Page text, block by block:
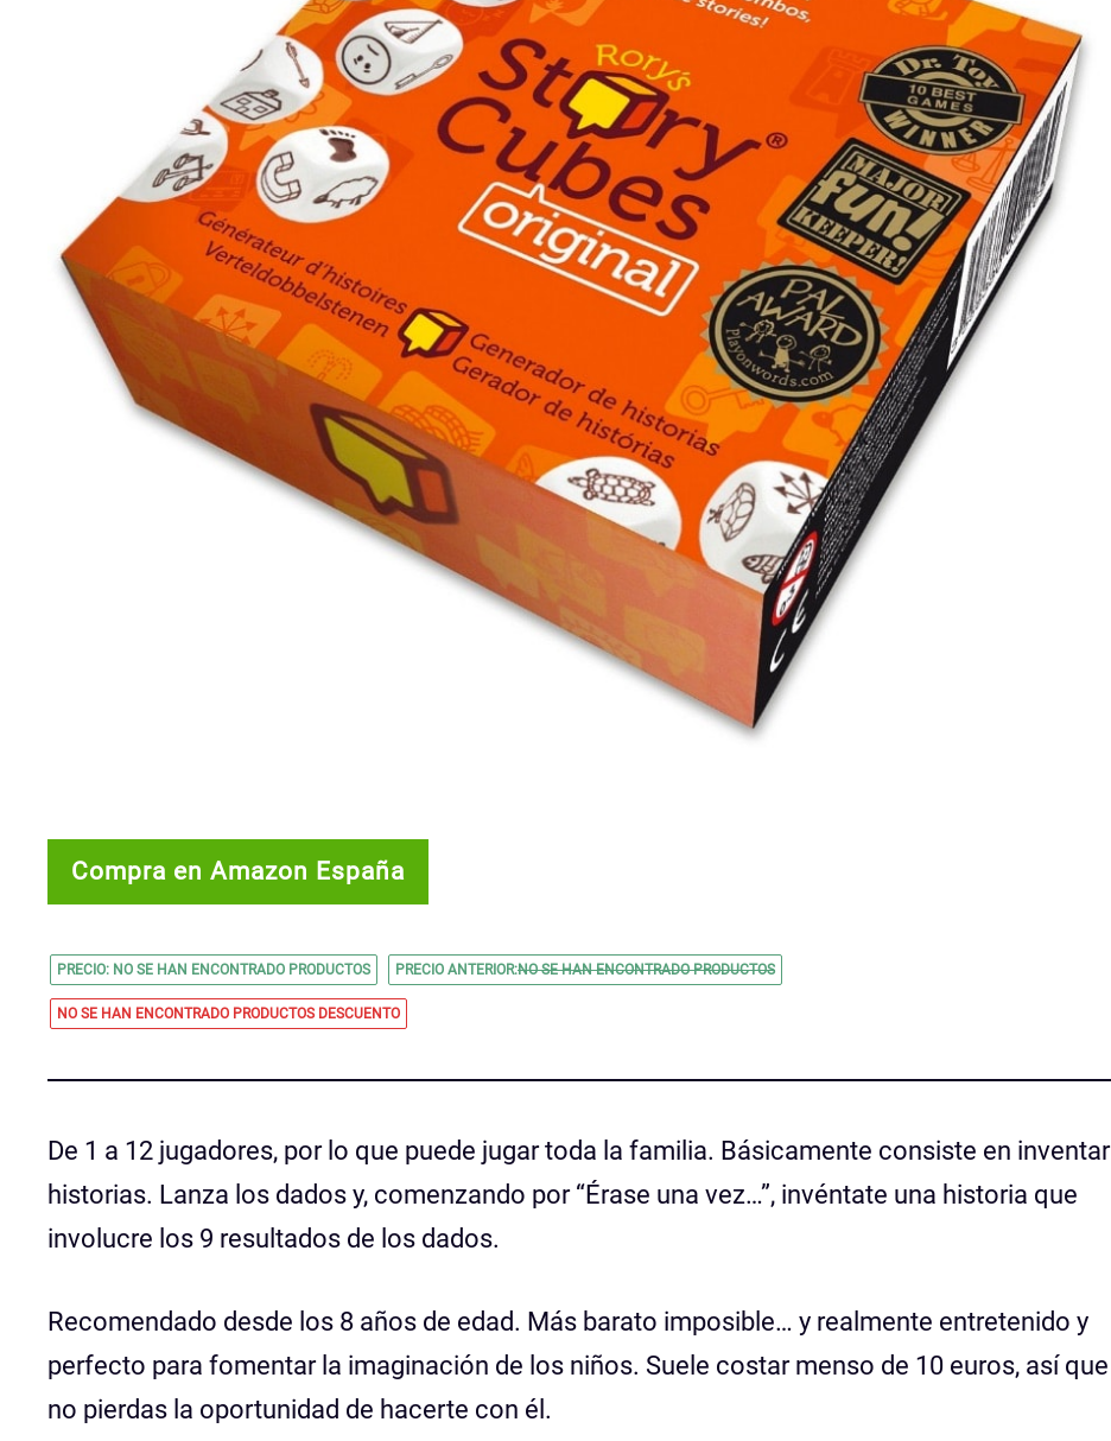
Compra en Amazon España
PRECIO: NO SE HAN ENCONTRADO PRODUCTOS PRECIO ANTERIOR:NO SE HAN ENCONTRADO PRODUCTOS
NO SE HAN ENCONTRADO PRODUCTOSDESCUENTO
De 1 a 12 jugadores, por lo que puede jugar toda la familia. Básicamente consiste en inventar
historias. Lanza los dados y, comenzando por “Érase una vez…”, invéntate una historia que
involucre los 9 resultados de los dados.
Recomendado desde los 8 años de edad. Más barato imposible… y realmente entretenido y
perfecto para fomentar la imaginación de los niños. Suele costar menso de 10 euros, así que
no pierdas la oportunidad de hacerte con él.